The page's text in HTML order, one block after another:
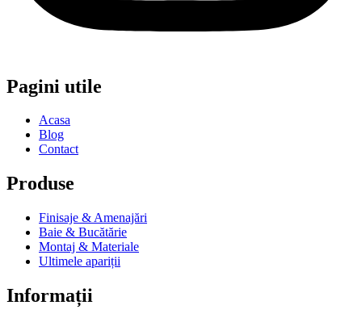
Pagini utile
Acasa
Blog
Contact
Produse
Finisaje & Amenajări
Baie & Bucătărie
Montaj & Materiale
Ultimele apariții
Informații